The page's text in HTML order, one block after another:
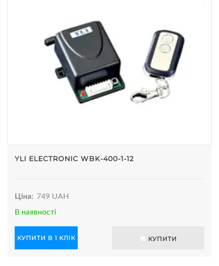
YLI ELECTRONIC WBK-400-1-12
Ціна: 749 UAH
В наявності
КУПИТИ В 1 КЛІК КУПИТИ